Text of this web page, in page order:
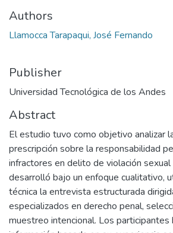
Authors
Llamocca Tarapaqui, José Fernando
Publisher
Universidad Tecnológica de los Andes
Abstract
El estudio tuvo como objetivo analizar
prescripción sobre la responsabilidad
infractores en delito de violación sexual
desarrolló bajo un enfoque cualitativo,
técnica la entrevista estructurada
especializados en derecho penal,
muestreo intencional. Los participantes